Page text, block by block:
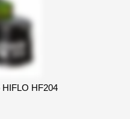
HF204